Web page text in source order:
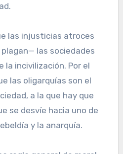
las injusticias atroces
las sociedades
la incivilización. Por el
las oligarquías son el
a la que hay que
se desvíe hacia uno de
y la anarquía.